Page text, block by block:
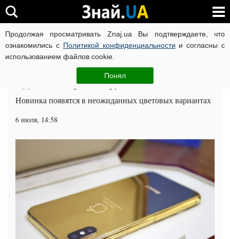
Продолжая просматривать Znaj.ua Вы подтверждаете, что
ознакомились с Политикой конфиденциальности и согласны с
использованием файлов cookie.
Понял
ВОЙНА РОССИИ ПРОТИВ УКРАИНЫ КОРОНАВИРУС В
ЧИТАТИ УКРАЇНСЬКОЮ
Apple поэкспериментирует с iPhone 2018
Новинка появятся в неожиданных цветовых вариантах
6 июля, 14:58